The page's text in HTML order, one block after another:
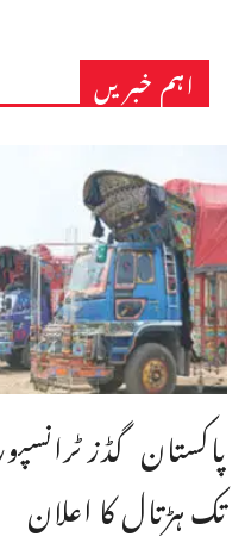
اہم خبریں
پاکستان گڈز
تک ہڑتال کا اعلان